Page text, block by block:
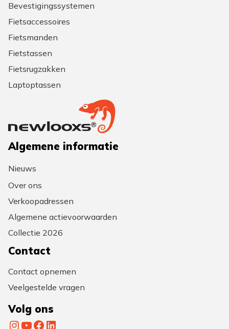
Bevestigingssystemen
Fietsaccessoires
Fietsmanden
Fietstassen
Fietsrugzakken
Laptoptassen
Algemene informatie
Nieuws
Over ons
Verkoopadressen
Algemene actievoorwaarden
Collectie 2026
Contact
Contact opnemen
Veelgestelde vragen
Volg ons
InstagramYouTube Facebook LinkedIn